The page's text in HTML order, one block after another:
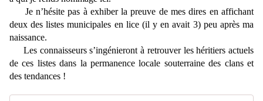
Je n’hésite pas à exhiber la preuve de mes dires en affichant
deux des listes municipales en lice (il y en avait 3) peu après ma
naissance.
Les connaisseurs s’ingénieront à retrouver les héritiers actuels
de ces listes dans la permanence locale souterraine des clans et
des tendances !